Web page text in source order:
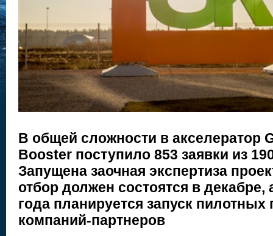
В общей сложности в акселератор
Booster поступило 853 заявки из
Запущена заочная экспертиза
отбор должен состоятся в декабре,
года планируется запуск пилотных
компаний-партнеров